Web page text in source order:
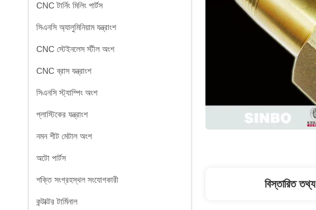
CNC টার্নিং মিলিং পার্টস
সিএনসি অ্যালুমিনিয়াম যন্ত্রাংশ
CNC স্টেইনলেস স্টীল অংশ
CNC ব্রাস যন্ত্রাংশ
সিএনসি স্ট্যাম্পিং অংশ
প্লাস্টিকের যন্ত্রাংশ
নমন শীট মেটাল অংশ
অটো পার্টস
শক্তি সংগ্রহস্থল সংযোগকারী
কন্টাক্টর টার্মিনাল
বিস্তারিত তথ্য